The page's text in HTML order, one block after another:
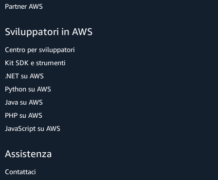
Partner AWS
Sviluppatori in AWS
Centro per sviluppatori
Kit SDK e strumenti
.NET su AWS
Python su AWS
Java su AWS
PHP su AWS
JavaScript su AWS
Assistenza
Contattaci